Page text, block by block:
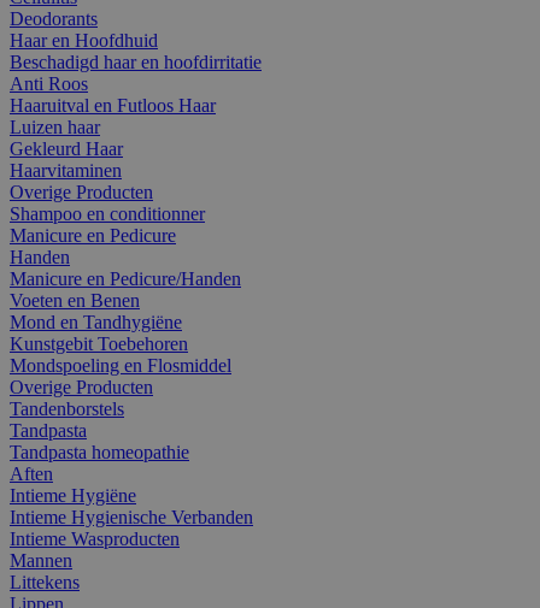
Deodorants
Haar en Hoofdhuid
Beschadigd haar en hoofdirritatie
Anti Roos
Haaruitval en Futloos Haar
Luizen haar
Gekleurd Haar
Haarvitaminen
Overige Producten
Shampoo en conditionner
Manicure en Pedicure
Handen
Manicure en Pedicure/Handen
Voeten en Benen
Mond en Tandhygiëne
Kunstgebit Toebehoren
Mondspoeling en Flosmiddel
Overige Producten
Tandenborstels
Tandpasta
Tandpasta homeopathie
Aften
Intieme Hygiëne
Intieme Hygienische Verbanden
Intieme Wasproducten
Mannen
Littekens
Lippen